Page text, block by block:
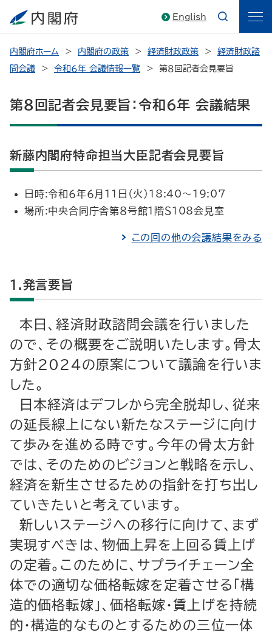
English
内閣府ホーム 内閣府の政策 経済財政政策
経済財政諮
問会議
令和６年 会議情報一覧 第８回記者会見要旨
第８回記者会見要旨：令和６年 会議結果
新藤内閣府特命担当大臣記者会見要旨
日時:令和６年６月11日（火）18:40～19:07
場所:中央合同庁舎第８号館１階Ｓ108会見室
この回の他の会議結果をみる
１.発言要旨
本日、経済財政諮問会議を行いました
ので、その概要をご説明いたします。骨太
方針2024の原案について議論を行いま
した。
日本経済はデフレから完全脱却し、従来
の延長線上にない新たなステージに向け
て歩みを進める時です。今年の骨太方針
では、そのためのビジョンと戦略を示し、
経済を新生させるための指針を打ち出し
ていきたいと考えています。
新しいステージへの移行に向けて、まず
実現すべきは、物価上昇を上回る賃上げ
の定着。このために、サプライチェーン全
体での適切な価格転嫁を定着させる「構
造的価格転嫁」、価格転嫁・賃上げを持続
的・構造的なものとするための三位一体